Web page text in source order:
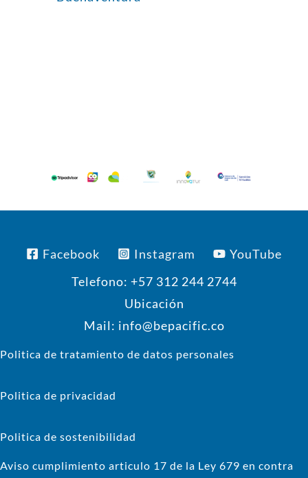
Facebook Instagram
YouTube
Telefono: +57 312 244 2744
Ubicación
Mail: info@bepacific.co
Politica de tratamiento de datos personales
Politica de privacidad
Politica de sostenibilidad
Aviso cumplimiento articulo 17 de la Ley 679 en contra